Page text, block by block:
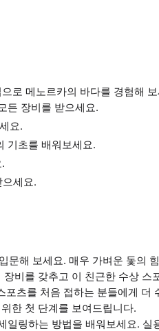
로 메노르카의 바다를 경험해
든 장비를 받으세요.
요.
기초를 배워보세요.
세요.
문해 보세요. 매우 가벼운 돛의
비를 갖추고 이 친근한 수상 스
츠를 처음 접하는 분들에게 더
한 첫 단계를 보여드립니다.
링하는 방법을 배워보세요. 실